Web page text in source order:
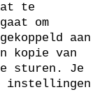
te
om
aan
kopie van
sturen. Je
instellingen